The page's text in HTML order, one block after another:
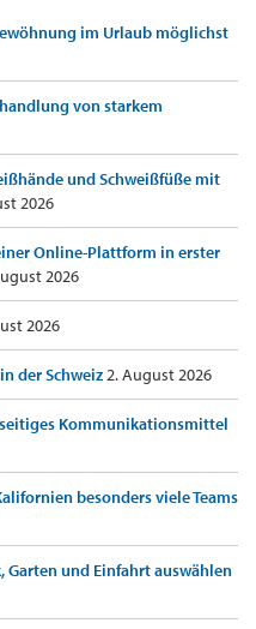
im Urlaub möglichst
von starkem
und Schweißfüße mit
2026
Online-Plattform in erster
2026
2026
der Schweiz2. August 2026
Kommunikationsmittel
besonders viele Teams
Garten und Einfahrt auswählen